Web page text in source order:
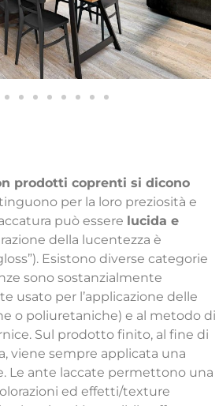
prodotti coprenti si dicono
per la loro preziosità e
può essere lucida e
della lucentezza è
Esistono diverse categorie
sono sostanzialmente
usato per l’applicazione delle
o poliuretaniche) e al metodo di
Sul prodotto finito, al fine di
viene sempre applicata una
Le ante laccate permettono una
ed effetti/texture